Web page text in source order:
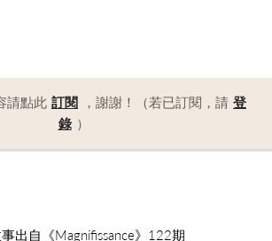
請點此 訂閱 ，謝謝！（若已訂閱，請 登
錄 ）
出自《Magnifissance》122期